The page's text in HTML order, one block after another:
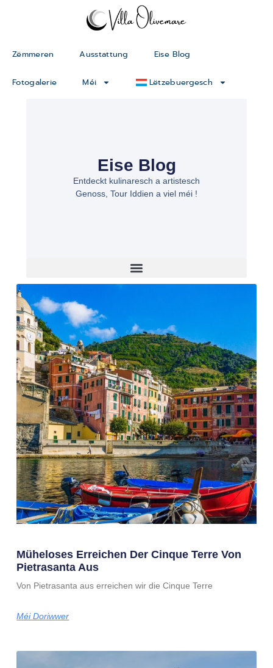
Zëmmeren Ausstattung Eise Blog
Fotogalerie Méi Lëtzebuergesch
Eise Blog
Entdeckt kulinaresch a artistesch
Genoss, Tour Iddien a viel méi !
Müheloses Erreichen Der Cinque Terre Von
Pietrasanta Aus
Von Pietrasanta aus erreichen wir die Cinque Terre
Méi Doriwwer